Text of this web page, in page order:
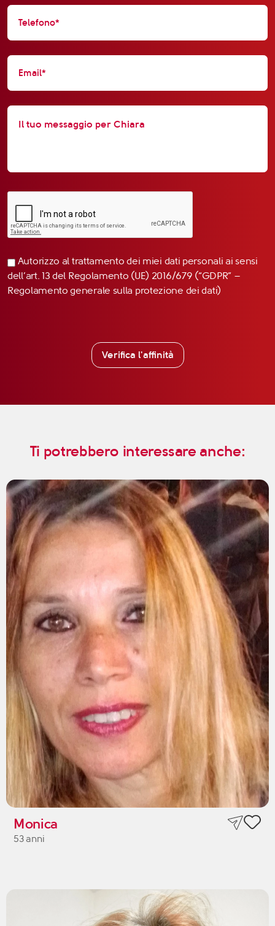
Autorizzo al trattamento dei miei dati personali ai sensi
dell’art. 13 del Regolamento (UE) 2016/679 (“GDPR” –
Regolamento generale sulla protezione dei dati)
Verifica l'affinità
Ti potrebbero interessare anche:
Monica
53 anni